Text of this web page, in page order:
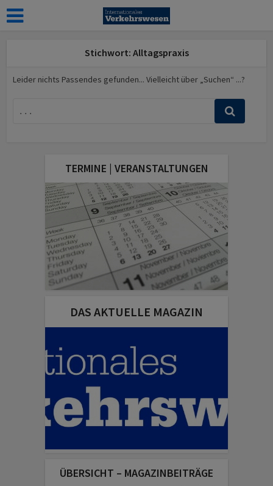
Stichwort: Alltagspraxis
Leider nichts Passendes gefunden... Vielleicht über „Suchen“ ...?
TERMINE | VERANSTALTUNGEN
DAS AKTUELLE MAGAZIN
ÜBERSICHT – MAGAZINBEITRÄGE